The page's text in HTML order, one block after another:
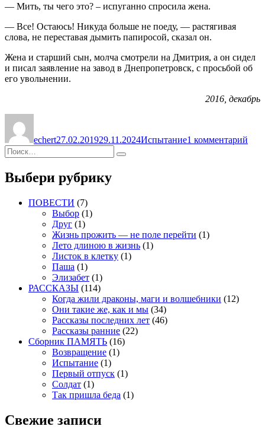
— Мить, ты чего это? – испуганно спросила жена.
— Все! Остаюсь! Никуда больше не поеду, — растягивая
слова, не переставая дымить папиросой, сказал он.
Жена и старший сын, молча смотрели на Дмитрия, а он сидел
и писал заявление на завод в Днепропетровск, с просьбой об
его увольнении.
2016, декабрь
echert27.02.201929.11.2024Испытание1 комментарий
Искать:
Поиск
Выбери рубрику
ПОВЕСТИ (7)
Выбор (1)
Друг (1)
Жизнь прожить — не поле перейти (1)
Лето длиною в жизнь (1)
Листок в клетку (1)
Паша (1)
Элизабет (1)
РАССКАЗЫ (114)
Когда жили драконы, маги и волшебники (12)
Они такие же, как и мы (34)
Рассказы последних лет (46)
Рассказы ранние (22)
Сборник ПАМЯТЬ (16)
Возвращение (1)
Испытание (1)
Первый отпуск (1)
Солдат (1)
Так пришла беда (1)
Свежие записи